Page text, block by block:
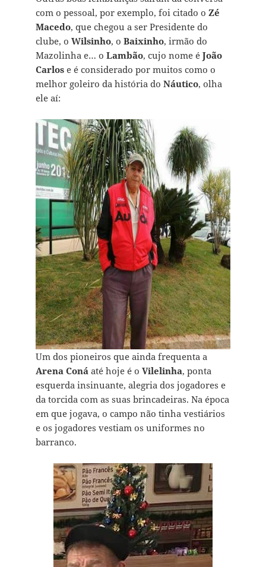
com o pessoal, por exemplo, foi citado o Zé
Macedo, que chegou a ser Presidente do
clube, o Wilsinho, o Baixinho, irmão do
Mazolinha e… o Lambão, cujo nome é João
Carlos e é considerado por muitos como o
melhor goleiro da história do Náutico, olha
ele aí:
Um dos pioneiros que ainda frequenta a
Arena Coná até hoje é o Vilelinha, ponta
esquerda insinuante, alegria dos jogadores e
da torcida com as suas brincadeiras. Na época
em que jogava, o campo não tinha vestiários
e os jogadores vestiam os uniformes no
barranco.